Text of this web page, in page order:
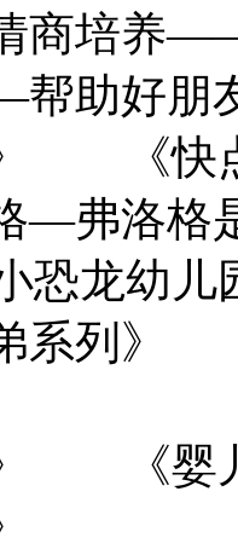
商培养
—帮助好
《快
格—弗洛
龙幼儿
小
》 《